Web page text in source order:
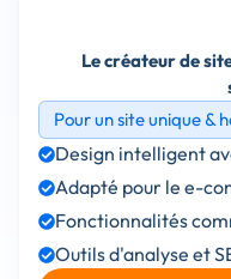
Le créateur de
Pour un site unique &
Design intelligent
Adapté pour le e-
Fonctionnalités
Outils d'analyse et